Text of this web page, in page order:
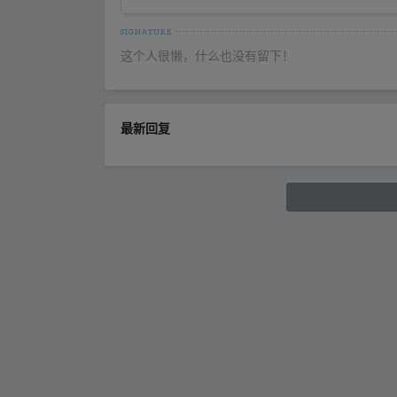
这个人很懒，什么也没有留下！
最新回复